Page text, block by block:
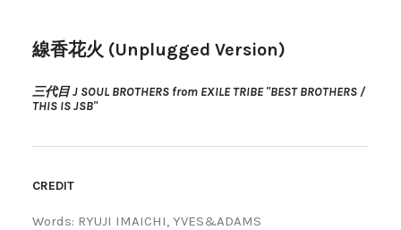
線香花火 (Unplugged Version)
三代目 J SOUL BROTHERS from EXILE TRIBE "BEST BROTHERS /
THIS IS JSB"
CREDIT
Words: RYUJI IMAICHI, YVES&ADAMS